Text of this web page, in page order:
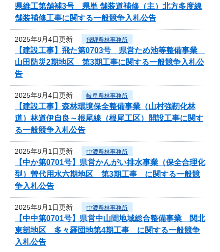
県維工第舗補3号 県単 舗装道補修（主）北方多度線
舗装補修工事に関する一般競争入札公告
2025年8月4日更新 飛騨農林事務所
【建設工事】飛た第0703号 県営ため池等整備事業
山田防災2期地区 第3期工事に関する一般競争入札公
告
2025年8月4日更新 岐阜農林事務所
【建設工事】森林環境保全整備事業（山村強靭化林
道）林道伊自良～根尾線（根尾工区）開設工事に関す
る一般競争入札公告
2025年8月1日更新 中濃農林事務所
【中か第0701号】県営かんがい排水事業（保全合理化
型）曽代用水六期地区 第3期工事 に関する一般競
争入札公告
2025年8月1日更新 中濃農林事務所
【中中第0701号】県営中山間地域総合整備事業 関北
東部地区 多々羅団地第4期工事 に関する一般競争
入札公告